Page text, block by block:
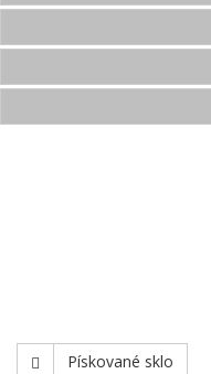
Pískované sklo